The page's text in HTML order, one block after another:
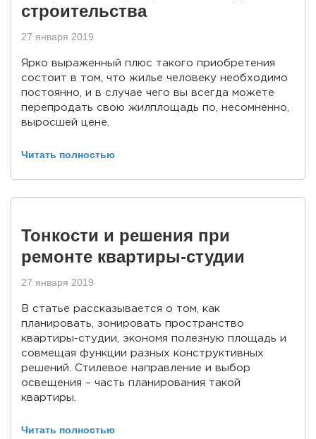
строительства
27 января 2019
Ярко выраженный плюс такого приобретения
состоит в том, что жилье человеку необходимо
постоянно, и в случае чего вы всегда можете
перепродать свою жилплощадь по, несомненно,
выросшей цене.
Читать полностью
Тонкости и решения при
ремонте квартиры-студии
27 января 2019
В статье рассказывается о том, как
планировать, зонировать пространство
квартиры-студии, экономя полезную площадь и
совмещая функции разных конструктивных
решений. Стилевое направление и выбор
освещения – часть планирования такой
квартиры.
Читать полностью